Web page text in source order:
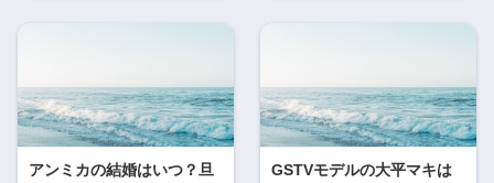
アンミカの結婚はいつ？旦
GSTVモデルの大平マキは